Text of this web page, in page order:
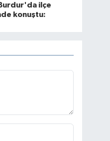
ilçe
konuştu: